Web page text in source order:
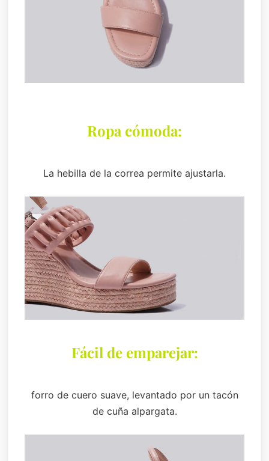
Ropa cómoda:
La hebilla de la correa permite ajustarla.
Fácil de emparejar:
forro de cuero suave, levantado por un tacón
de cuña alpargata.